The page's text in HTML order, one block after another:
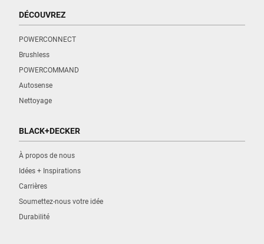
DÉCOUVREZ
POWERCONNECT
Brushless
POWERCOMMAND
Autosense
Nettoyage
BLACK+DECKER
À propos de nous
Idées + Inspirations
Carrières
Soumettez-nous votre idée
Durabilité